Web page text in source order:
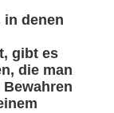
in denen
gibt es
die man